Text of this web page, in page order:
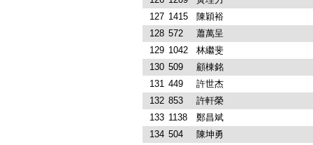
127 1415
陳穎裕
128 572
蕭萬呈
129 1042
林繼斐
130 509
顧棟銘
131 449
許世杰
132 853
許軒榮
133 1138
鄭昌斌
134 504
陳坤勇